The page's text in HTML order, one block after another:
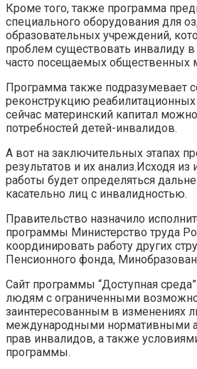
Кроме того, также программа
специального оборудования для
образовательных учреждений,
проблем существовать инвалиду
часто посещаемых общественных
Программа также подразумевает
реконструкцию
сейчас материнский капитал
потребностей детей-инвалидов.
А вот на заключительных этапах
результатов и их анализ.Исходя из
работы будет определяться
касательно лиц с инвалидностью.
Правительство назначило
программы Министерство труда
координировать работу других
Пенсионного фонда,
Сайт программы “Доступная
людям с ограниченными
заинтересованным в изменениях
международными нормативными
прав инвалидов, а также
программы.